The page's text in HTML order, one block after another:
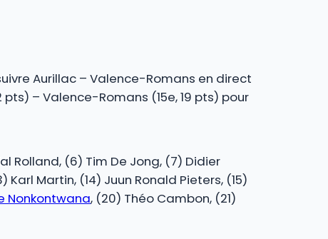
Aurillac – Valence-Romans en direct
– Valence-Romans (15e, 19 pts) pour
Rolland, (6) Tim De Jong, (7) Didier
Karl Martin, (14) Juun Ronald Pieters, (15)
Nonkontwana, (20) Théo Cambon, (21)